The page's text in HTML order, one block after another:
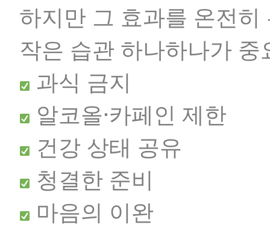
하지만 그 효과를 온전
작은 습관 하나하나가 중
과식 금지
알코올·카페인 제한
건강 상태 공유
청결한 준비
마음의 이완